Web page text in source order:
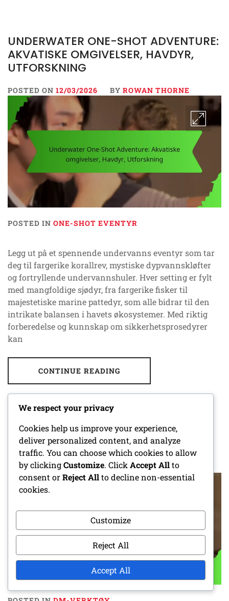
UNDERWATER ONE-SHOT ADVENTURE:
AKVATISKE OMGIVELSER, HAVDYR,
UTFORSKNING
POSTED ON 12/03/2026 BY ROWAN THORNE
POSTED IN ONE-SHOT EVENTYR
Legg ut på et spennende undervanns eventyr som tar
deg til fargerike korallrev, mystiske dypvannskløfter
og fortryllende undervannshuler. Hver setting er fylt
med mangfoldige sjødyr, fra fargerike fisker til
majestetiske marine pattedyr, som alle bidrar til den
intrikate balansen i havets økosystemer. Med riktig
forberedelse og kunnskap om sikkerhetsprosedyrer
kan
CONTINUE READING
REGELREFERANSESIDE: RASKE REGLER,
AVKLARINGER, VANLIGE SCENARIER
POSTED ON11/03/2026 BYROWAN THORNE
We respect your privacy
Cookies help us improve your experience,
deliver personalized content, and analyze
traffic. You can choose which cookies to allow
by clickingCustomize. Click Accept Allto
consent orReject Allto decline non-essential
cookies.
Customize
Reject All
Accept All